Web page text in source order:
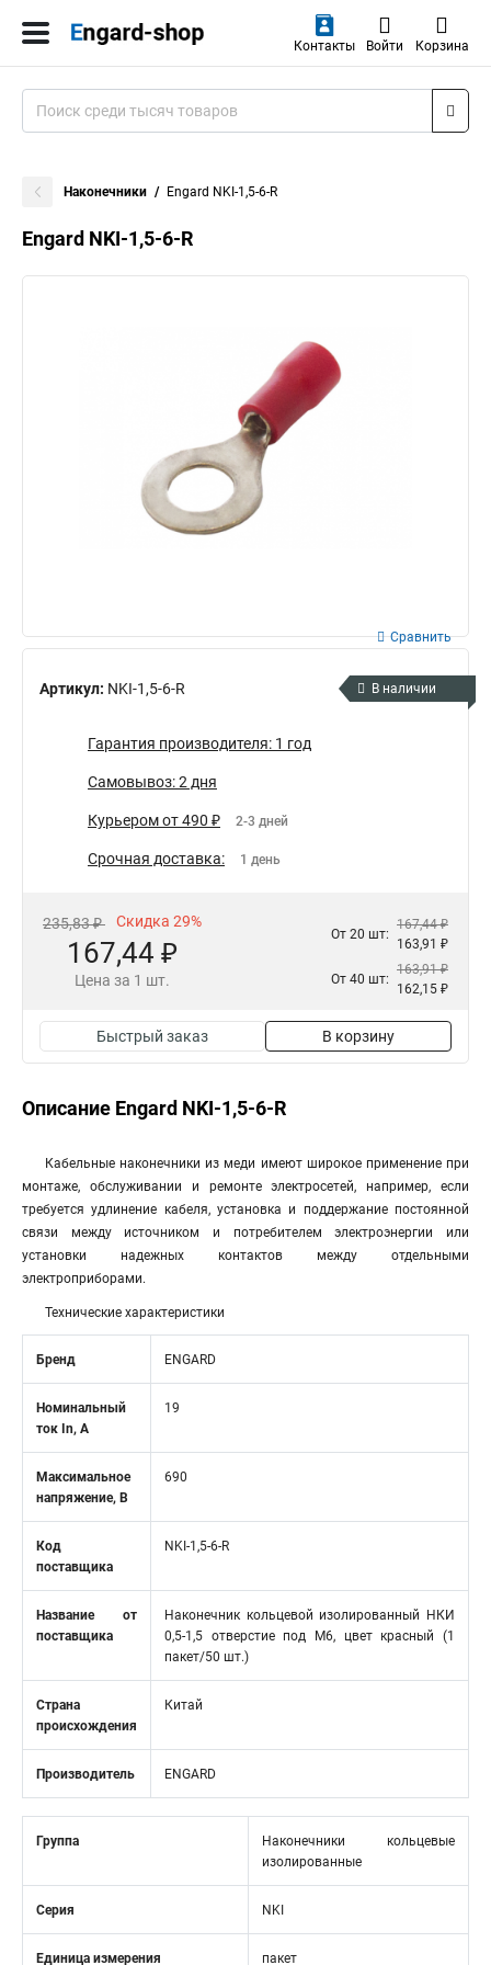
Контакты Войти Корзина
Наконечники Engard NKI-1,5-6-R
Engard NKI-1,5-6-R
Артикул: NKI-1,5-6-R
Сравнить
В наличии
Гарантия производителя: 1 год
Самовывоз: 2 дня
Курьером от 490 ₽ 2-3 дней
Срочная доставка: 1 день
235,83 ₽ Скидка 29%
167,44 ₽
Цена за 1 шт.
От 20 шт:
167,44 ₽
163,91 ₽
От 40 шт:
163,91 ₽
162,15 ₽
Быстрый заказ В корзину
Описание Engard NKI-1,5-6-R
Кабельные наконечники из меди имеют широкое применение при
монтаже, обслуживании и ремонте электросетей, например, если
требуется удлинение кабеля, установка и поддержание постоянной
связи между источником и потребителем электроэнергии или
установки надежных контактов между отдельными
электроприборами.
Технические характеристики
Бренд ENGARD
Номинальный
ток In, А
19
Максимальное
напряжение, В
690
Код
поставщика
NKI-1,5-6-R
Название от
поставщика
Наконечник кольцевой изолированный НКИ
0,5-1,5 отверстие под М6, цвет красный (1
пакет/50 шт.)
Страна
происхождения
Китай
Производитель ENGARD
Группа
Наконечники кольцевые
изолированные
Серия NKI
Единица измерения пакет